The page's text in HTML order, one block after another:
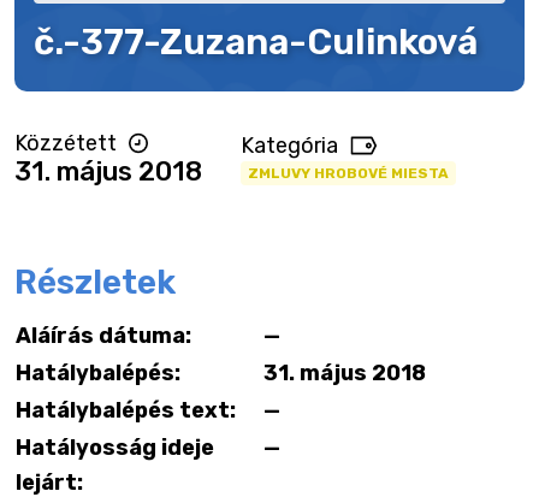
č.-377-Zuzana-Culinková
Közzétett
31. május 2018
Kategória
ZMLUVY HROBOVÉ MIESTA
Részletek
Aláírás dátuma:
—
Hatálybalépés:
31. május 2018
Hatálybalépés text:
—
Hatályosság ideje
lejárt:
—